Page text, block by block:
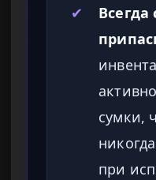
✔
сумки,
при